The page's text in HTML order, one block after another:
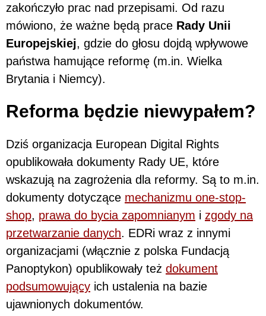
zakończyło prac nad przepisami. Od razu
mówiono, że ważne będą prace Rady Unii
Europejskiej, gdzie do głosu dojdą wpływowe
państwa hamujące reformę (m.in. Wielka
Brytania i Niemcy).
Reforma będzie niewypałem?
Dziś organizacja European Digital Rights
opublikowała dokumenty Rady UE, które
wskazują na zagrożenia dla reformy. Są to m.in.
dokumenty dotyczące mechanizmu one-stop-
shop, prawa do bycia zapomnianym i zgody na
przetwarzanie danych. EDRi wraz z innymi
organizacjami (włącznie z polska Fundacją
Panoptykon) opublikowały też dokument
podsumowujący ich ustalenia na bazie
ujawnionych dokumentów.